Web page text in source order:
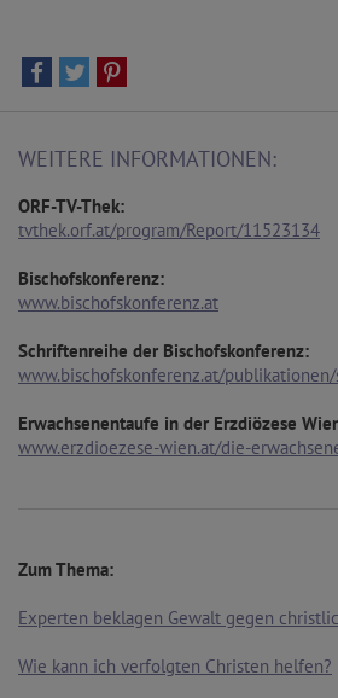
WEITERE INFORMATIONEN:
ORF-TV-Thek:
tvthek.orf.at/program/Report/11523134
Bischofskonferenz:
www.bischofskonferenz.at
Schriftenreihe der Bischofskonferenz:
www.bischofskonferenz.at/
Erwachsenentaufe in der Erzdiözese
www.erzdioezese-wien.at/die-
Zum Thema:
Experten beklagen Gewalt gegen
Wie kann ich verfolgten Christen helfen?